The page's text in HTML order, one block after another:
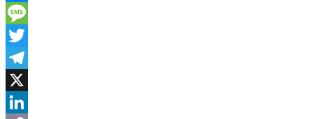
Messenger
Message
Twitter
Telegram
X